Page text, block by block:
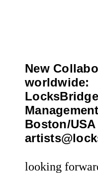
New
worldwide:
Management
Boston/USA
looking